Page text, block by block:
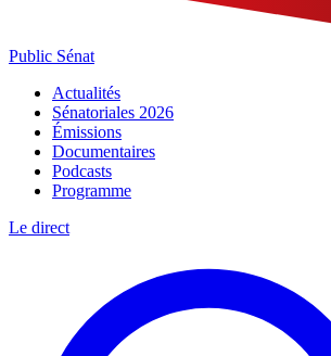
Public Sénat
Actualités
Sénatoriales 2026
Émissions
Documentaires
Podcasts
Programme
Le direct